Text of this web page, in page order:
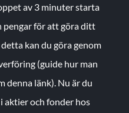
av 3 minuter starta
pengar för att göra ditt
kan du göra genom
(guide hur man
denna länk). Nu är du
aktier och fonder hos